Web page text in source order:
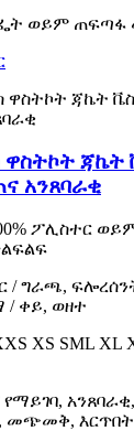
ወይም ጠፍጣፋ
ዋስትኮት ጃኬት
አንጸባራቂ
ፖሊስተር ወይም
/ ግራጫ,
/ ቀይ, ወዘተ
XS SML
የማይገባ,
መጭመቅ,